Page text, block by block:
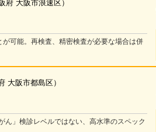
府 大阪市浪速区）
可能。再検査、精密検査が必要な場合は併
大阪市都島区）
」検診レベルではない、高水準のスペック